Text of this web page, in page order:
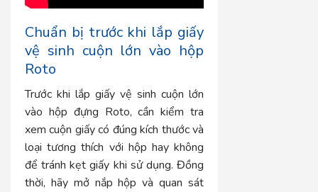
Chuẩn bị trước khi lắp giấy
vệ sinh cuộn lớn vào hộp
Roto
Trước khi lắp giấy vệ sinh cuộn lớn
vào hộp đựng Roto, cần kiểm tra
xem cuộn giấy có đúng kích thước và
loại tương thích với hộp hay không
để tránh kẹt giấy khi sử dụng. Đồng
thời, hãy mở nắp hộp và quan sát